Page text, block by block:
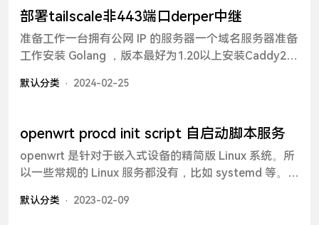
肯定不能使用这个流程，不然每次用户写完就要重新编
译发布，并且用户所编写的代码文件也是存储在数据库
中的，这显然不适合。前端从数据库拿到用户所写的js
文件，肯定是不能直接运行的，第一步就是将字符串格
式的js代码转为js对象，然后再运行。当然，转为js对象
使用proto定义，但是在解析入参时是不能解析上传的
字节类型，入参的Content-Type类型只支持: x-www-
form-urlencoded、json、xml、proto、yaml，而上传
文件我希望以只读字节流readCloser的方式，这样可以
方便使用io.Copy()的方式实现上传，而不是将文件数据
转换成[]byte进行传输看一段官方的实现方式原代码 ·
http.Context) error { f := excelize.NewFile() return
f.Write(ctx.Response()) } func main() { var opts =
[]http.ServerOption{
部署tailscale非443端口derper中继
准备工作一台拥有公网 IP 的服务器一个域名服务器准备
工作安装 Golang ，版本最好为1.20以上安装Caddy2进
caddy的作用仅用于申请tls证书证书目
directory/example.comexample.com { tls 邮箱
respond "Hello, world!" } }安装 tailscalecurl -fsSL
https://tailscale.com/install.sh | sh启动并登录
tailscale up安装 derper 服务go install
tailscale.com/cmd/derper@main配置derper
默认分类 2024-02-25
openwrt procd init script 自启动脚本服务
openwrt 是针对于嵌入式设备的精简版 Linux 系统。所
以一些常规的 Linux 服务都没有，比如 systemd 等。
/etc/init.d 目录下。对某个服务进行操作也很方便，例
默认分类 2023-02-09